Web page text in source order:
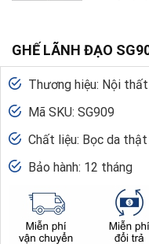
GHẾ LÃNH ĐẠO
Thương hiệu: Nội
Mã SKU: SG909
Chất liệu: Bọc da thật
Bảo hành: 12 tháng